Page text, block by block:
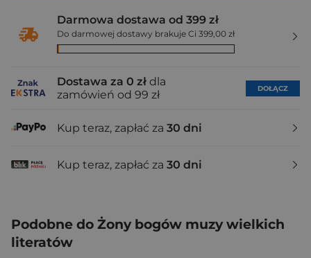
Darmowa dostawa od 399 zł
Do darmowej dostawy brakuje Ci 399,00 zł
Dostawa za 0 zł dla
zamówień od 99 zł
DOŁĄCZ
Kup teraz, zapłać za 30 dni
Kup teraz, zapłać za 30 dni
Podobne do Żony bogów muzy wielkich
literatów